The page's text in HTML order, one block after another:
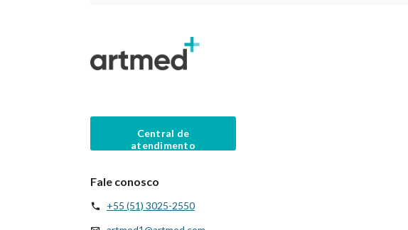
Central de
atendimento
Fale conosco
+55 (51) 3025-2550